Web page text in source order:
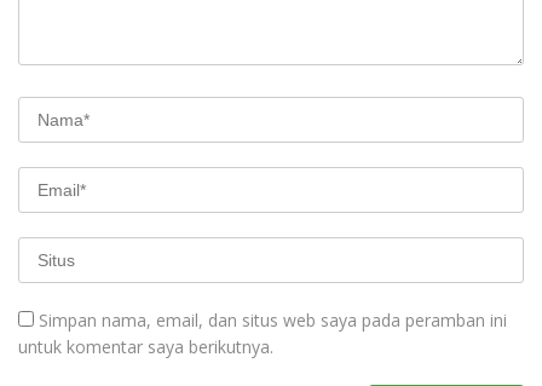
Simpan nama, email, dan situs web saya pada peramban ini
untuk komentar saya berikutnya.